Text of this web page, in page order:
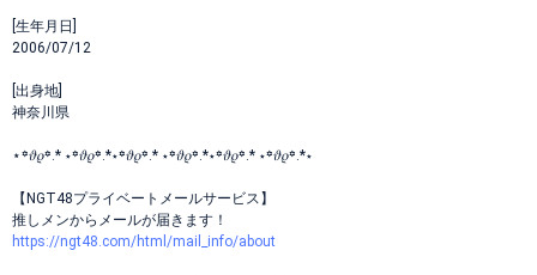
[生年月日]
2006/07/12
[出身地]
神奈川県
⋆꙳𝜗𝜚꙳.*‬ ⋆꙳𝜗𝜚꙳.*‬⋆꙳𝜗𝜚꙳.*‬ ⋆꙳𝜗𝜚꙳.*‬⋆꙳𝜗𝜚꙳.*‬ ⋆꙳𝜗𝜚꙳.*‬⋆
【NGT48プライベートメールサービス】
推しメンからメールが届きます！
https://ngt48.com/html/mail_info/about